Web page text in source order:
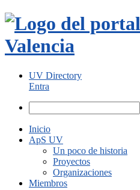
Valencia
UV Directory
Entra
Inicio
ApS UV
Un poco de historia
Proyectos
Organizaciones
Miembros